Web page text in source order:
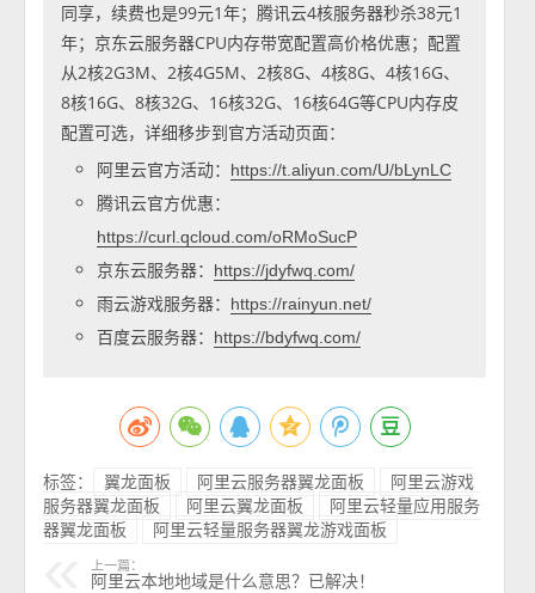
同享，续费也是99元1年；腾讯云4核服务器秒杀38元1
年；京东云服务器CPU内存带宽配置高价格优惠；配置
从2核2G3M、2核4G5M、2核8G、4核8G、4核16G、
8核16G、8核32G、16核32G、16核64G等CPU内存皮
配置可选，详细移步到官方活动页面：
阿里云官方活动：
https://t.aliyun.com/U/bLynLC
腾讯云官方优惠：
https://curl.qcloud.com/oRMoSucP
京东云服务器： https://jdyfwq.com/
雨云游戏服务器： https://rainyun.net/
百度云服务器： https://bdyfwq.com/
标签： 翼龙面板 阿里云服务器翼龙面板
阿里云游戏
服务器翼龙面板
阿里云翼龙面板
阿里云轻量应用服务
器翼龙面板
阿里云轻量服务器翼龙游戏面板
上一篇：
阿里云本地地域是什么意思？已解决！